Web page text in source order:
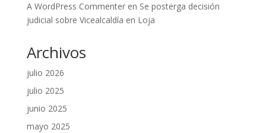
A WordPress Commenteren Se posterga decisión
judicial sobre Vicealcaldía en Loja
Archivos
julio 2026
julio 2025
junio 2025
mayo 2025